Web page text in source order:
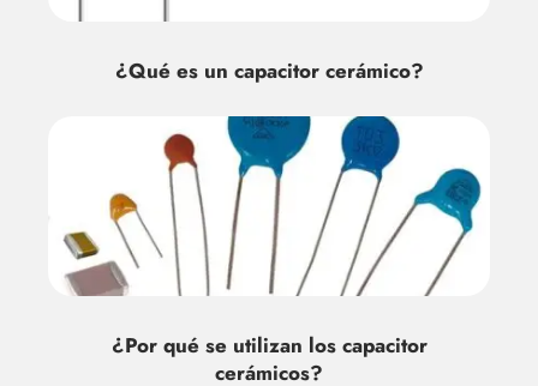
¿Qué es un capacitor cerámico?
¿Por qué se utilizan los capacitor
cerámicos?